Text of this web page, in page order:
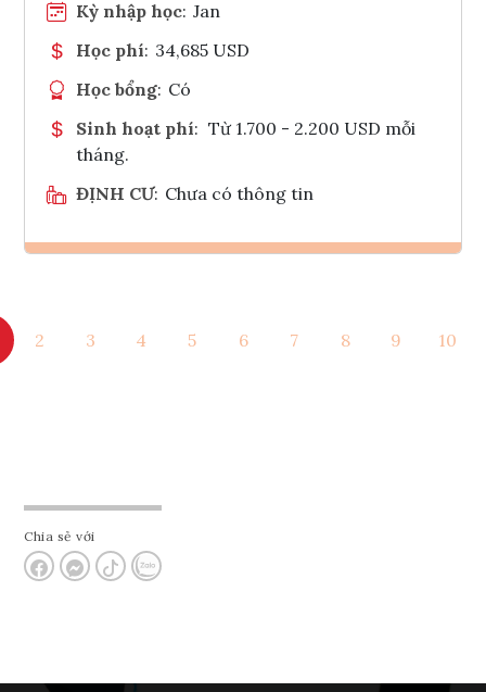
Kỳ nhập học: Jan
Học phí: 34,685 USD
Học bổng: Có
Sinh hoạt phí: Từ 1.700 - 2.200 USD mỗi
tháng.
ĐỊNH CƯ: Chưa có thông tin
Tham vấn Interlink
2 3 4 5 6 7 8 9 10
Chia sẻ với